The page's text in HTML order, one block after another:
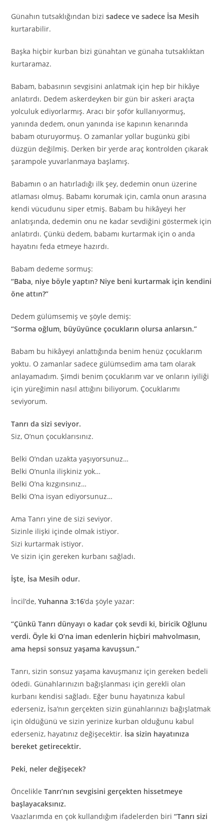
Günahın tutsaklığından bizisadece ve sadece İsa Mesih
kurtarabilir.
Başka hiçbir kurban bizi günahtan ve günaha tutsaklıktan
kurtaramaz.
Babam, babasının sevgisini anlatmak için hep bir hikâye
anlatırdı. Dedem askerdeyken bir gün bir askeri araçta
yolculuk ediyorlarmış. Aracı bir şoför kullanıyormuş,
yanında dedem, onun yanında ise kapının kenarında
babam oturuyormuş. O zamanlar yollar bugünkü gibi
düzgün değilmiş. Derken bir yerde araç kontrolden çıkarak
şarampole yuvarlanmaya başlamış.
Babamın o an hatırladığı ilk şey, dedemin onun üzerine
atlaması olmuş. Babamı korumak için, camla onun arasına
kendi vücudunu siper etmiş. Babam bu hikâyeyi her
anlatışında, dedemin onu ne kadar sevdiğini göstermek için
anlatırdı. Çünkü dedem, babamı kurtarmak için o anda
hayatını feda etmeye hazırdı.
Babam dedeme sormuş:
“Baba, niye böyle yaptın? Niye beni kurtarmak için kendini
öne attın?”
Dedem gülümsemiş ve şöyle demiş:
“Sorma oğlum, büyüyünce çocukların olursa anlarsın.”
Babam bu hikâyeyi anlattığında benim henüz çocuklarım
yoktu. O zamanlar sadece gülümsedim ama tam olarak
anlayamadım. Şimdi benim çocuklarım var ve onların iyiliği
için yüreğimin nasıl attığını biliyorum. Çocuklarımı
seviyorum.
Tanrı da sizi seviyor.
Siz, O’nun çocuklarısınız.
Belki O’ndan uzakta yaşıyorsunuz…
Belki O’nunla ilişkiniz yok…
Belki O’na kızgınsınız…
Belki O’na isyan ediyorsunuz…
Ama Tanrı yine de sizi seviyor.
Sizinle ilişki içinde olmak istiyor.
Sizi kurtarmak istiyor.
Ve sizin için gereken kurbanı sağladı.
İşte, İsa Mesih odur.
İncil’de,Yuhanna 3:16‘da şöyle yazar:
“Çünkü Tanrı dünyayı o kadar çok sevdi ki, biricik Oğlunu
verdi. Öyle ki O’na iman edenlerin hiçbiri mahvolmasın,
ama hepsi sonsuz yaşama kavuşsun.”
Tanrı, sizin sonsuz yaşama kavuşmanız için gereken bedeli
ödedi. Günahlarınızın bağışlanması için gerekli olan
kurbanı kendisi sağladı. Eğer bunu hayatınıza kabul
ederseniz, İsa’nın gerçekten sizin günahlarınızı bağışlatmak
için öldüğünü ve sizin yerinize kurban olduğunu kabul
ederseniz, hayatınız değişecektir. İsa sizin hayatınıza
bereket getirecektir.
Peki, neler değişecek?
ÖncelikleTanrı’nın sevgisini gerçekten hissetmeye
başlayacaksınız.
Vaazlarımda en çok kullandığım ifadelerden biri“Tanrı sizi